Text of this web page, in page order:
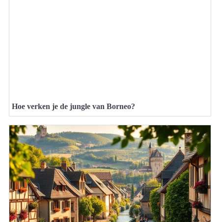
Hoe verken je de jungle van Borneo?